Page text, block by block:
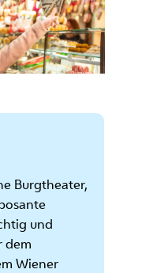
Burgtheater,
und
dem
Wiener